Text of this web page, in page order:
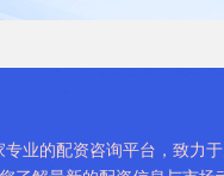
业的配资咨询平台，致力